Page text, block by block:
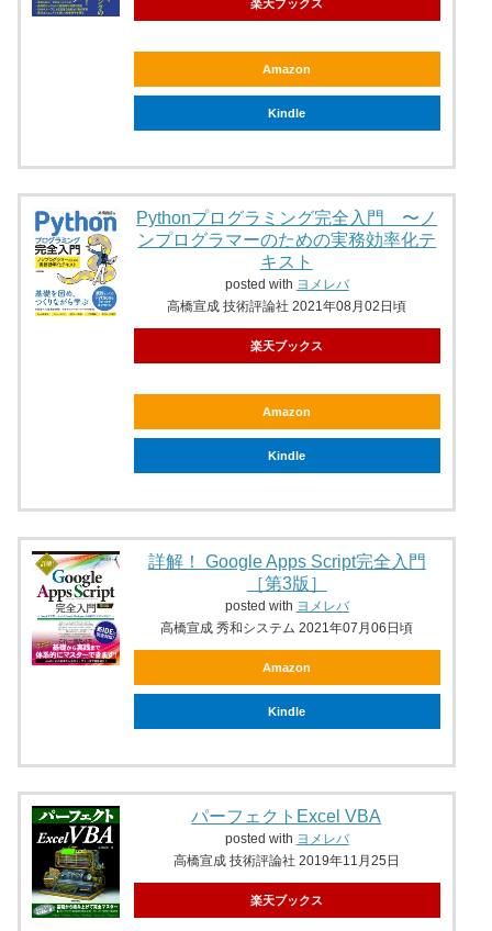
楽天ブックス
Amazon
Kindle
Pythonプログラミング完全入門 〜ノ
ンプログラマーのための実務効率化テ
キスト
posted with ヨメレバ
高橋宣成 技術評論社 2021年08月02日頃
楽天ブックス
Amazon
Kindle
詳解！ Google Apps Script完全入門
［第3版］
posted with ヨメレバ
高橋宣成 秀和システム 2021年07月06日頃
Amazon
Kindle
パーフェクトExcel VBA
posted with ヨメレバ
高橋宣成 技術評論社 2019年11月25日
楽天ブックス